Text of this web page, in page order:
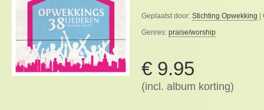
Geplaatst door: Stichting Opwekking
Genres: praise/worship
€ 9.95
(incl. album korting)